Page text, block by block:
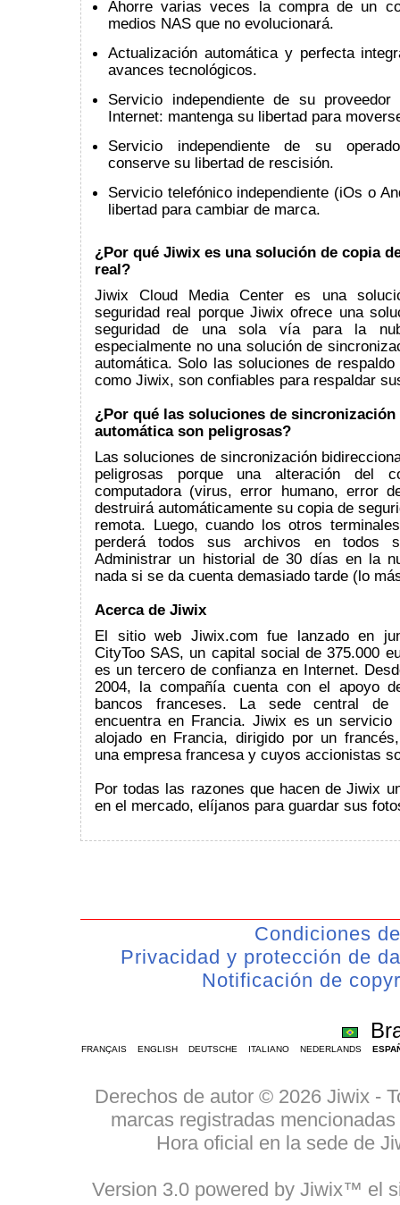
Ahorre varias veces la compra de un
medios NAS que no evolucionará.
Actualización automática y perfecta
avances tecnológicos.
Servicio independiente de su
Internet: mantenga su libertad para
Servicio independiente de su
conserve su libertad de rescisión.
Servicio telefónico independiente (iOs o
libertad para cambiar de marca.
¿Por qué Jiwix es una solución de copia
real?
Jiwix Cloud Media Center es una
seguridad real porque Jiwix ofrece una
seguridad de una sola vía para la
especialmente no una solución de
automática. Solo las soluciones de respaldo
como Jiwix, son confiables para respaldar
¿Por qué las soluciones de
automática son peligrosas?
Las soluciones de sincronización
peligrosas porque una alteración del
computadora (virus, error humano, error
destruirá automáticamente su copia de
remota. Luego, cuando los otros
perderá todos sus archivos en todos
Administrar un historial de 30 días en la
nada si se da cuenta demasiado tarde (lo
Acerca de Jiwix
El sitio web Jiwix.com fue lanzado en
CityToo SAS, un capital social de 375.000
es un tercero de confianza en Internet.
2004, la compañía cuenta con el apoyo
bancos franceses. La sede central
encuentra en Francia. Jiwix es un servicio
alojado en Francia, dirigido por un
una empresa francesa y cuyos accionistas
Por todas las razones que hacen de Jiwix
en el mercado, elíjanos para guardar sus
Condiciones
Privacidad y protección de
Notificación de
FRANÇAIS ENGLISH DEUTSCHE ITALIANO NEDERLANDS
Derechos de autor © 2026 Jiwix -
marcas registradas
Hora oficial en la sede de
Version 3.0 powered by Jiwix™ el